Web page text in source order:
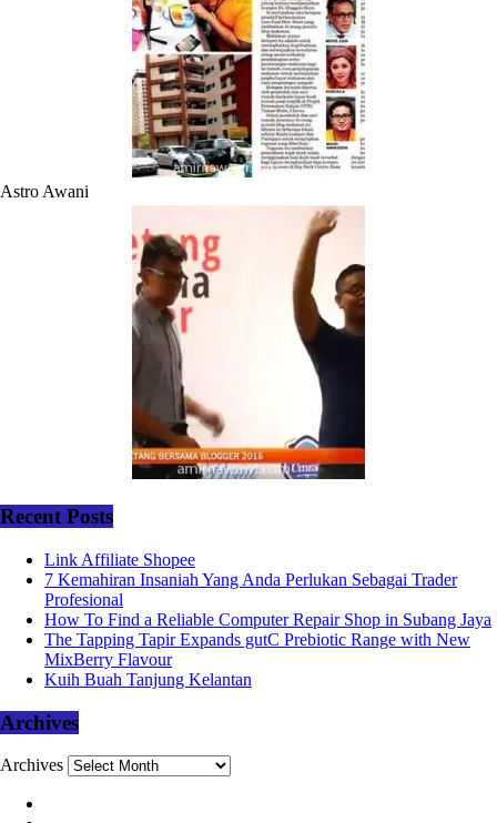
Astro Awani
Recent Posts
Link Affiliate Shopee
7 Kemahiran Insaniah Yang Anda Perlukan Sebagai Trader
Profesional
How To Find a Reliable Computer Repair Shop in Subang Jaya
The Tapping Tapir Expands gutC Prebiotic Range with New
MixBerry Flavour
Kuih Buah Tanjung Kelantan
Archives
Archives